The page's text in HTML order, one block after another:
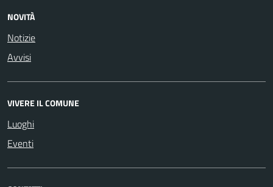
NOVITÀ
Notizie
Avvisi
VIVERE IL COMUNE
Luoghi
Eventi